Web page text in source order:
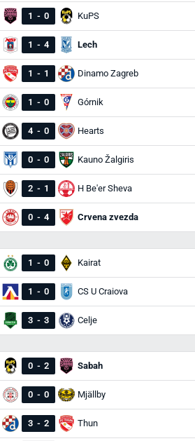
1 - 0 KuPS
1 - 4 Lech
1 - 1 Dinamo Zagreb
1 - 0 Górnik
4 - 0 Hearts
0 - 0 Kauno Žalgiris
2 - 1 H Be'er Sheva
0 - 4 Crvena zvezda
1 - 0 Kairat
1 - 0 CS U Craiova
3 - 3 Celje
0 - 2 Sabah
0 - 0 Mjällby
3 - 2 Thun